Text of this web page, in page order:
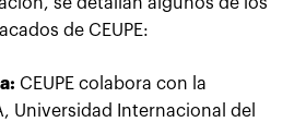
se detallan algunos de los
de CEUPE:
CEUPE colabora con la
Universidad Internacional del